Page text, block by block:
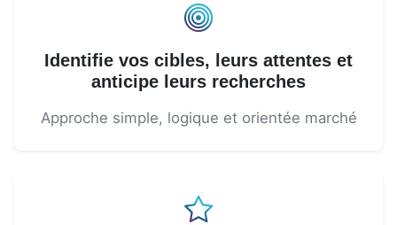
Identifie vos cibles, leurs attentes et
anticipe leurs recherches
Approche simple, logique et orientée marché